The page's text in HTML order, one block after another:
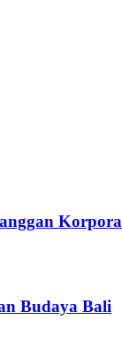
Budaya Bali